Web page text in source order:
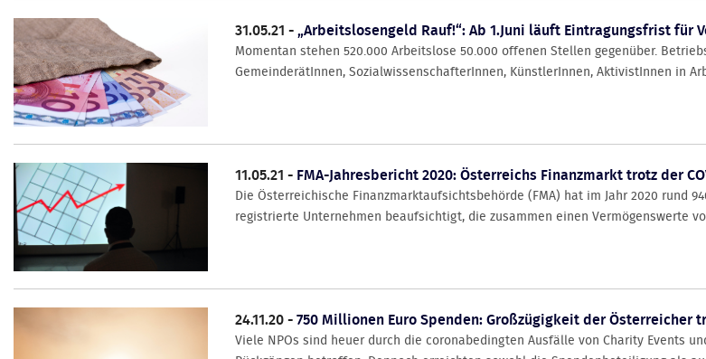
31.05.21 -„Arbeitslosengeld Rauf!“: Ab 1.Juni läuft Eintragungsfrist für
Momentan stehen 520.000 Arbeitslose 50.000 offenen Stellen gegenüber.
GemeinderätInnen, SozialwissenschafterInnen, KünstlerInnen, AktivistInnen in
11.05.21 - FMA-Jahresbericht 2020: Österreichs Finanzmarkt trotz der
Die Österreichische Finanzmarktaufsichtsbehörde (FMA) hat im Jahr 2020 rund
registrierte Unternehmen beaufsichtigt, die zusammen einen Vermögenswerte
24.11.20 -750 Millionen Euro Spenden: Großzügigkeit der Österreicher
Viele NPOs sind heuer durch die coronabedingten Ausfälle von Charity Events